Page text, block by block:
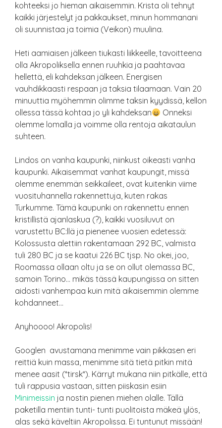
kohteeksi jo hieman aikaisemmin. Krista oli tehnyt
kaikki järjestelyt ja pakkaukset, minun hommanani
oli suunnistaa ja toimia (Veikon) muulina.
Heti aamiaisen jälkeen tiukasti liikkeelle, tavoitteena
olla Akropoliksella ennen ruuhkia ja paahtavaa
hellettä, eli kahdeksan jälkeen. Energisen
vauhdikkaasti respaan ja taksia tilaamaan. Vain 20
minuuttia myöhemmin olimme taksin kyydissä, kellon
ollessa tässä kohtaa jo yli kahdeksan
Onneksi
olemme lomalla ja voimme olla rentoja aikataulun
suhteen.
Lindos on vanha kaupunki, niinkust oikeasti vanha
kaupunki. Aikaisemmat vanhat kaupungit, missä
olemme enemmän seikkaileet, ovat kuitenkin viime
vuosituhannella rakennettuja, kuten rakas
Turkumme. Tämä kaupunki on rakennettu ennen
kristillistä ajanlaskua (?), kaikki vuosiluvut on
varustettu BC:llä ja pienenee vuosien edetessä:
Kolossusta alettiin rakentamaan 292 BC, valmista
tuli 280 BC ja se kaatui 226 BC tjsp. No okei, joo,
Roomassa ollaan oltu ja se on ollut olemassa BC,
samoin Torino… mikäs tässä kaupungissa on sitten
aidosti vanhempaa kuin mitä aikaisemmin olemme
kohdanneet…
Anyhoooo! Akropolis!
Googlen avustamana menimme vain pikkasen eri
reittiä kuin massa, menimme sitä tietä pitkin mitä
menee aasit (*tirsk*). Kärryt mukana niin pitkälle, että
tuli rappusia vastaan, sitten piiskasin esiin
Minimeissin ja nostin pienen miehen olalle. Tällä
paketilla mentiin tunti- tunti puolitoista mäkeä ylös,
alas sekä käveltiin Akropolissa. Ei tuntunut missään!